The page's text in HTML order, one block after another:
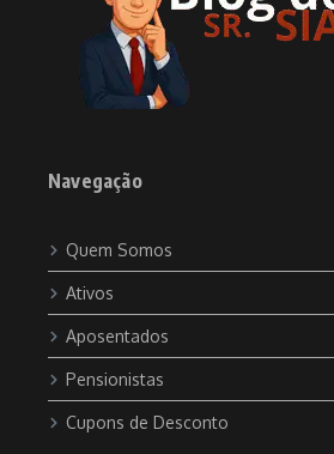
Navegação
Quem Somos
Ativos
Aposentados
Pensionistas
Cupons de Desconto